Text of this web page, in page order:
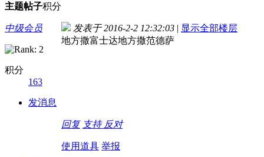
主题帖子积分
中级会员
积分
163
发消息
发表于 2016-2-2 12:32:03 | 显示全部楼层
地方撒富士达地方撒范德萨
回复 支持 反对
使用道具 举报